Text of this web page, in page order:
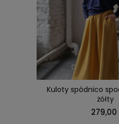
Kuloty spódnico
żółty
279,00
DO